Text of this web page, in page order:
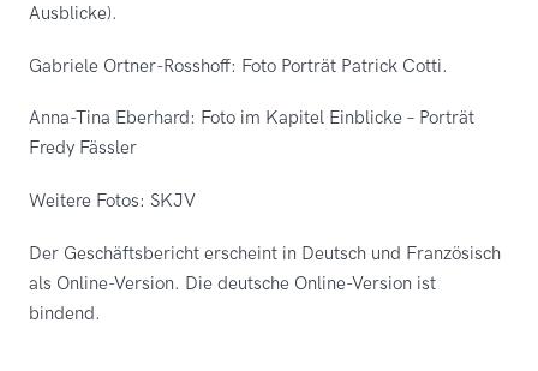
Ausblicke).
Gabriele Ortner-Rosshoff: Foto Porträt Patrick Cotti.
Anna-Tina Eberhard: Foto im Kapitel Einblicke – Porträt
Fredy Fässler
Weitere Fotos: SKJV
Der Geschäftsbericht erscheint in Deutsch und Französisch
als Online-Version. Die deutsche Online-Version ist
bindend.